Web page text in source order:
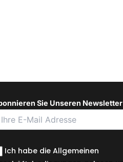
Sie Unseren Newsletter
Ich habe die Allgemeinen